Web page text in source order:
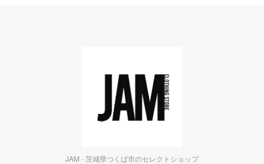
JAM - 茨城県つくば市のセレクトショップ